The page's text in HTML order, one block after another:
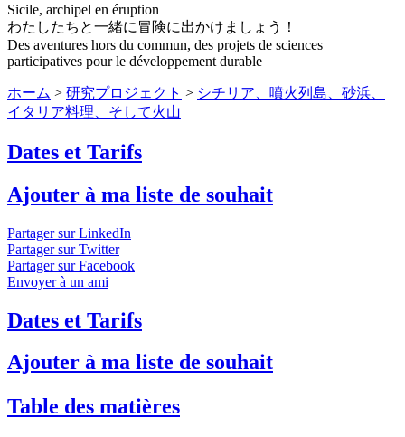
Sicile, archipel en éruption
わたしたちと一緒に冒険に出かけましょう！
Des aventures hors du commun, des projets de sciences
participatives pour le développement durable
ホーム > 研究プロジェクト > シチリア、噴火列島、砂浜、
イタリア料理、そして火山
Dates et Tarifs
Ajouter à ma liste de souhait
Partager sur LinkedIn
Partager sur Twitter
Partager sur Facebook
Envoyer à un ami
Dates et Tarifs
Ajouter à ma liste de souhait
Table des matières